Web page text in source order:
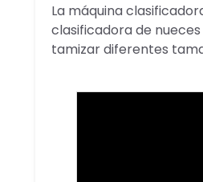
La máquina
clasificadora de
tamizar diferentes